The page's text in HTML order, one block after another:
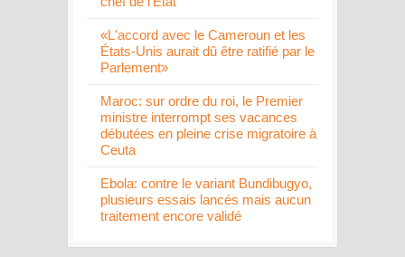
«L'accord avec le Cameroun et les
États-Unis aurait dû être ratifié par le
Parlement»
Maroc: sur ordre du roi, le Premier
ministre interrompt ses vacances
débutées en pleine crise migratoire à
Ceuta
Ebola: contre le variant Bundibugyo,
plusieurs essais lancés mais aucun
traitement encore validé